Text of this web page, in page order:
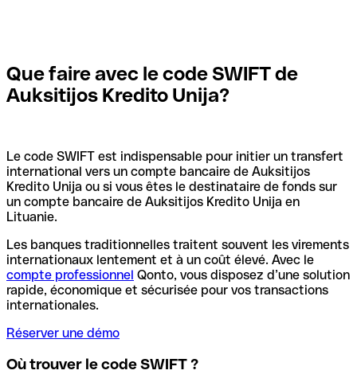
Que faire avec le code SWIFT de
Auksitijos Kredito Unija?
Le code SWIFT est indispensable pour initier un transfert
international vers un compte bancaire de Auksitijos
Kredito Unija ou si vous êtes le destinataire de fonds sur
un compte bancaire de Auksitijos Kredito Unija en
Lituanie.
Les banques traditionnelles traitent souvent les virements
internationaux lentement et à un coût élevé. Avec le
compte professionnel Qonto, vous disposez d’une solution
rapide, économique et sécurisée pour vos transactions
internationales.
Réserver une démo
Où trouver le code SWIFT ?